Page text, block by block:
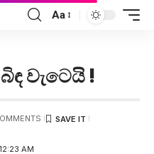
Aa
වැටෙයි !
AM